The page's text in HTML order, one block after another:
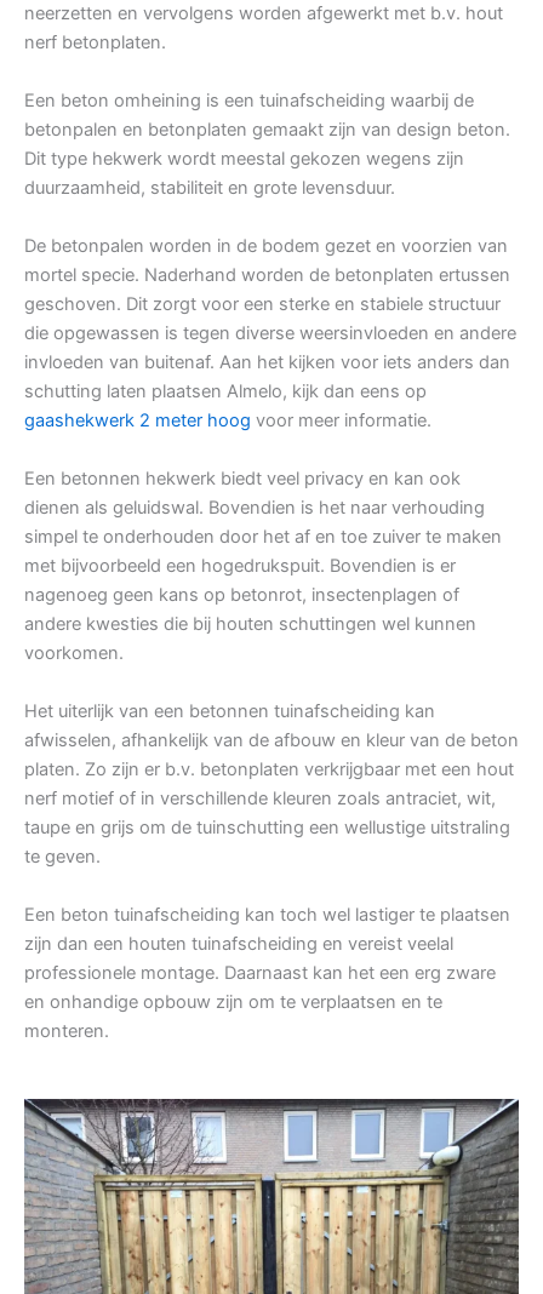
neerzetten en vervolgens worden afgewerkt met b.v. hout
nerf betonplaten.
Een beton omheining is een tuinafscheiding waarbij de
betonpalen en betonplaten gemaakt zijn van design beton.
Dit type hekwerk wordt meestal gekozen wegens zijn
duurzaamheid, stabiliteit en grote levensduur.
De betonpalen worden in de bodem gezet en voorzien van
mortel specie. Naderhand worden de betonplaten ertussen
geschoven. Dit zorgt voor een sterke en stabiele structuur
die opgewassen is tegen diverse weersinvloeden en andere
invloeden van buitenaf. Aan het kijken voor iets anders dan
schutting laten plaatsen Almelo, kijk dan eens op
gaashekwerk 2 meter hoog voor meer informatie.
Een betonnen hekwerk biedt veel privacy en kan ook
dienen als geluidswal. Bovendien is het naar verhouding
simpel te onderhouden door het af en toe zuiver te maken
met bijvoorbeeld een hogedrukspuit. Bovendien is er
nagenoeg geen kans op betonrot, insectenplagen of
andere kwesties die bij houten schuttingen wel kunnen
voorkomen.
Het uiterlijk van een betonnen tuinafscheiding kan
afwisselen, afhankelijk van de afbouw en kleur van de beton
platen. Zo zijn er b.v. betonplaten verkrijgbaar met een hout
nerf motief of in verschillende kleuren zoals antraciet, wit,
taupe en grijs om de tuinschutting een wellustige uitstraling
te geven.
Een beton tuinafscheiding kan toch wel lastiger te plaatsen
zijn dan een houten tuinafscheiding en vereist veelal
professionele montage. Daarnaast kan het een erg zware
en onhandige opbouw zijn om te verplaatsen en te
monteren.